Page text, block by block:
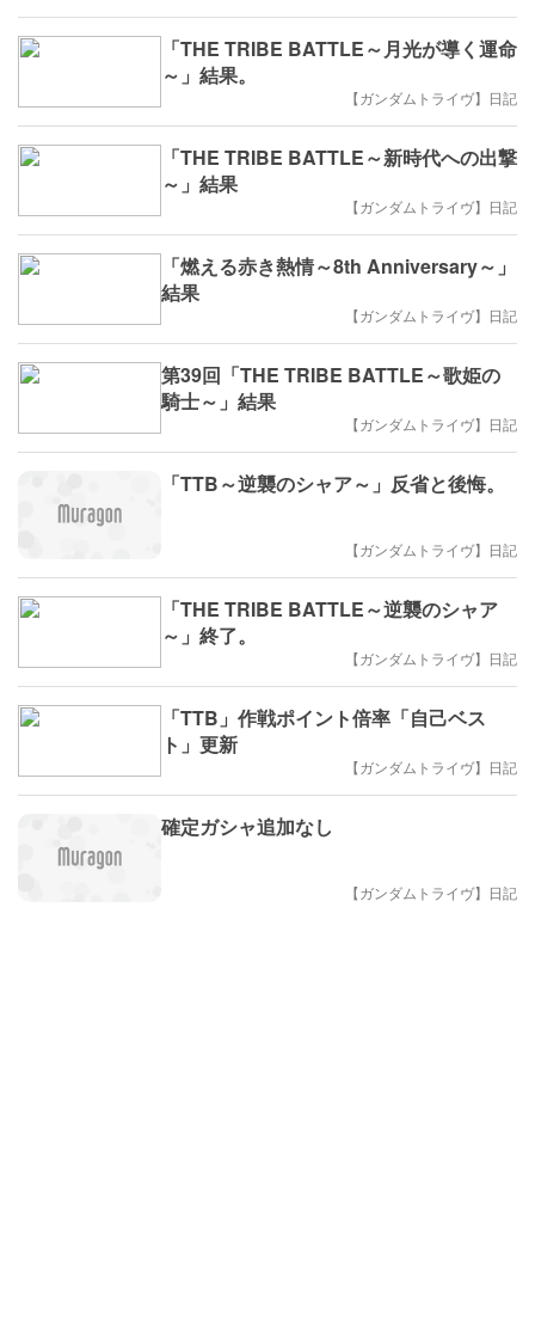
「THE TRIBE BATTLE～月光が導く運命
～」結果。
【ガンダムトライヴ】日記
「THE TRIBE BATTLE～新時代への出撃
～」結果
【ガンダムトライヴ】日記
「燃える赤き熱情～8th Anniversary～」
結果
【ガンダムトライヴ】日記
第39回「THE TRIBE BATTLE～歌姫の
騎士～」結果
【ガンダムトライヴ】日記
「TTB～逆襲のシャア～」反省と後悔。
【ガンダムトライヴ】日記
「THE TRIBE BATTLE～逆襲のシャア
～」終了。
【ガンダムトライヴ】日記
「TTB」作戦ポイント倍率「自己ベス
ト」更新
【ガンダムトライヴ】日記
確定ガシャ追加なし
【ガンダムトライヴ】日記